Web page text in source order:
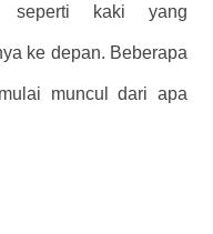
seperti kaki yang
ke depan. Beberapa
muncul dari apa